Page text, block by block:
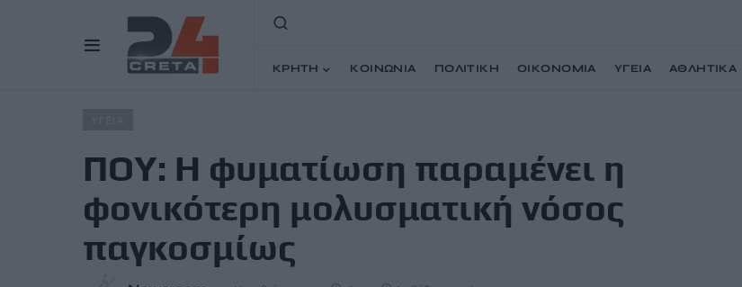
ΚΡΗΤΗ ΚΟΙΝΩΝΙΑ ΠΟΛΙΤΙΚΗ ΟΙΚΟΝΟΜΙΑ ΥΓΕΙΑ ΑΘΛΗΤΙΚΑ
Άρθρα ΠΟΥ: Η φυματίωση παραμένει η φονικότερη μολυσματική νόσος παγκοσμίως
ΠΟΥ: Η φυματίωση παραμένει η
φονικότερη μολυσματική νόσος
παγκοσμίως